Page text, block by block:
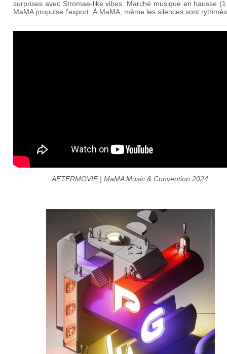
surprises avec Stromae-like vibes. Marché musique en hausse
MaMA propulse l'export. À MaMA, même les silences sont
AFTERMOVIE | MaMA Music & Convention 2024